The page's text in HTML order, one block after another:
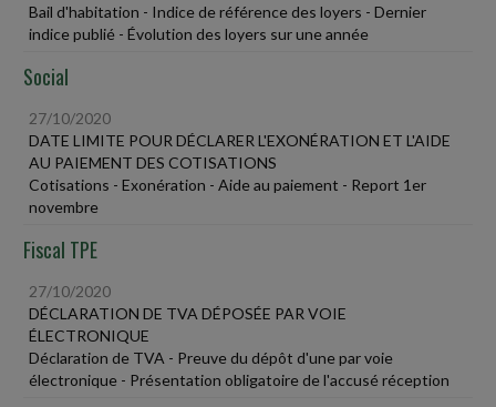
Bail d'habitation - Indice de référence des loyers - Dernier
indice publié - Évolution des loyers sur une année
Social
27/10/2020
DATE LIMITE POUR DÉCLARER L'EXONÉRATION ET L'AIDE
AU PAIEMENT DES COTISATIONS
Cotisations - Exonération - Aide au paiement - Report 1er
novembre
Fiscal TPE
27/10/2020
DÉCLARATION DE TVA DÉPOSÉE PAR VOIE
ÉLECTRONIQUE
Déclaration de TVA - Preuve du dépôt d'une par voie
électronique - Présentation obligatoire de l'accusé réception